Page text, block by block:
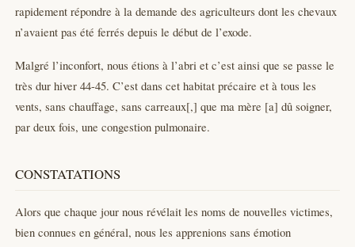
rapidement répondre à la demande des agriculteurs dont les chevaux
n’avaient pas été ferrés depuis le début de l’exode.
Malgré l’inconfort, nous étions à l’abri et c’est ainsi que se passe le
très dur hiver 44-45. C’est dans cet habitat précaire et à tous les
vents, sans chauffage, sans carreaux[,] que ma mère [a] dû soigner,
par deux fois, une congestion pulmonaire.
CONSTATATIONS
Alors que chaque jour nous révélait les noms de nouvelles victimes,
bien connues en général, nous les apprenions sans émotion